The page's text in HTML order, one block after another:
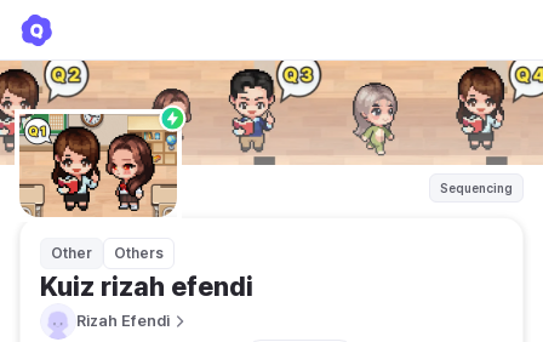
Sequencing
Other Others
Kuiz rizah efendi
Rizah Efendi